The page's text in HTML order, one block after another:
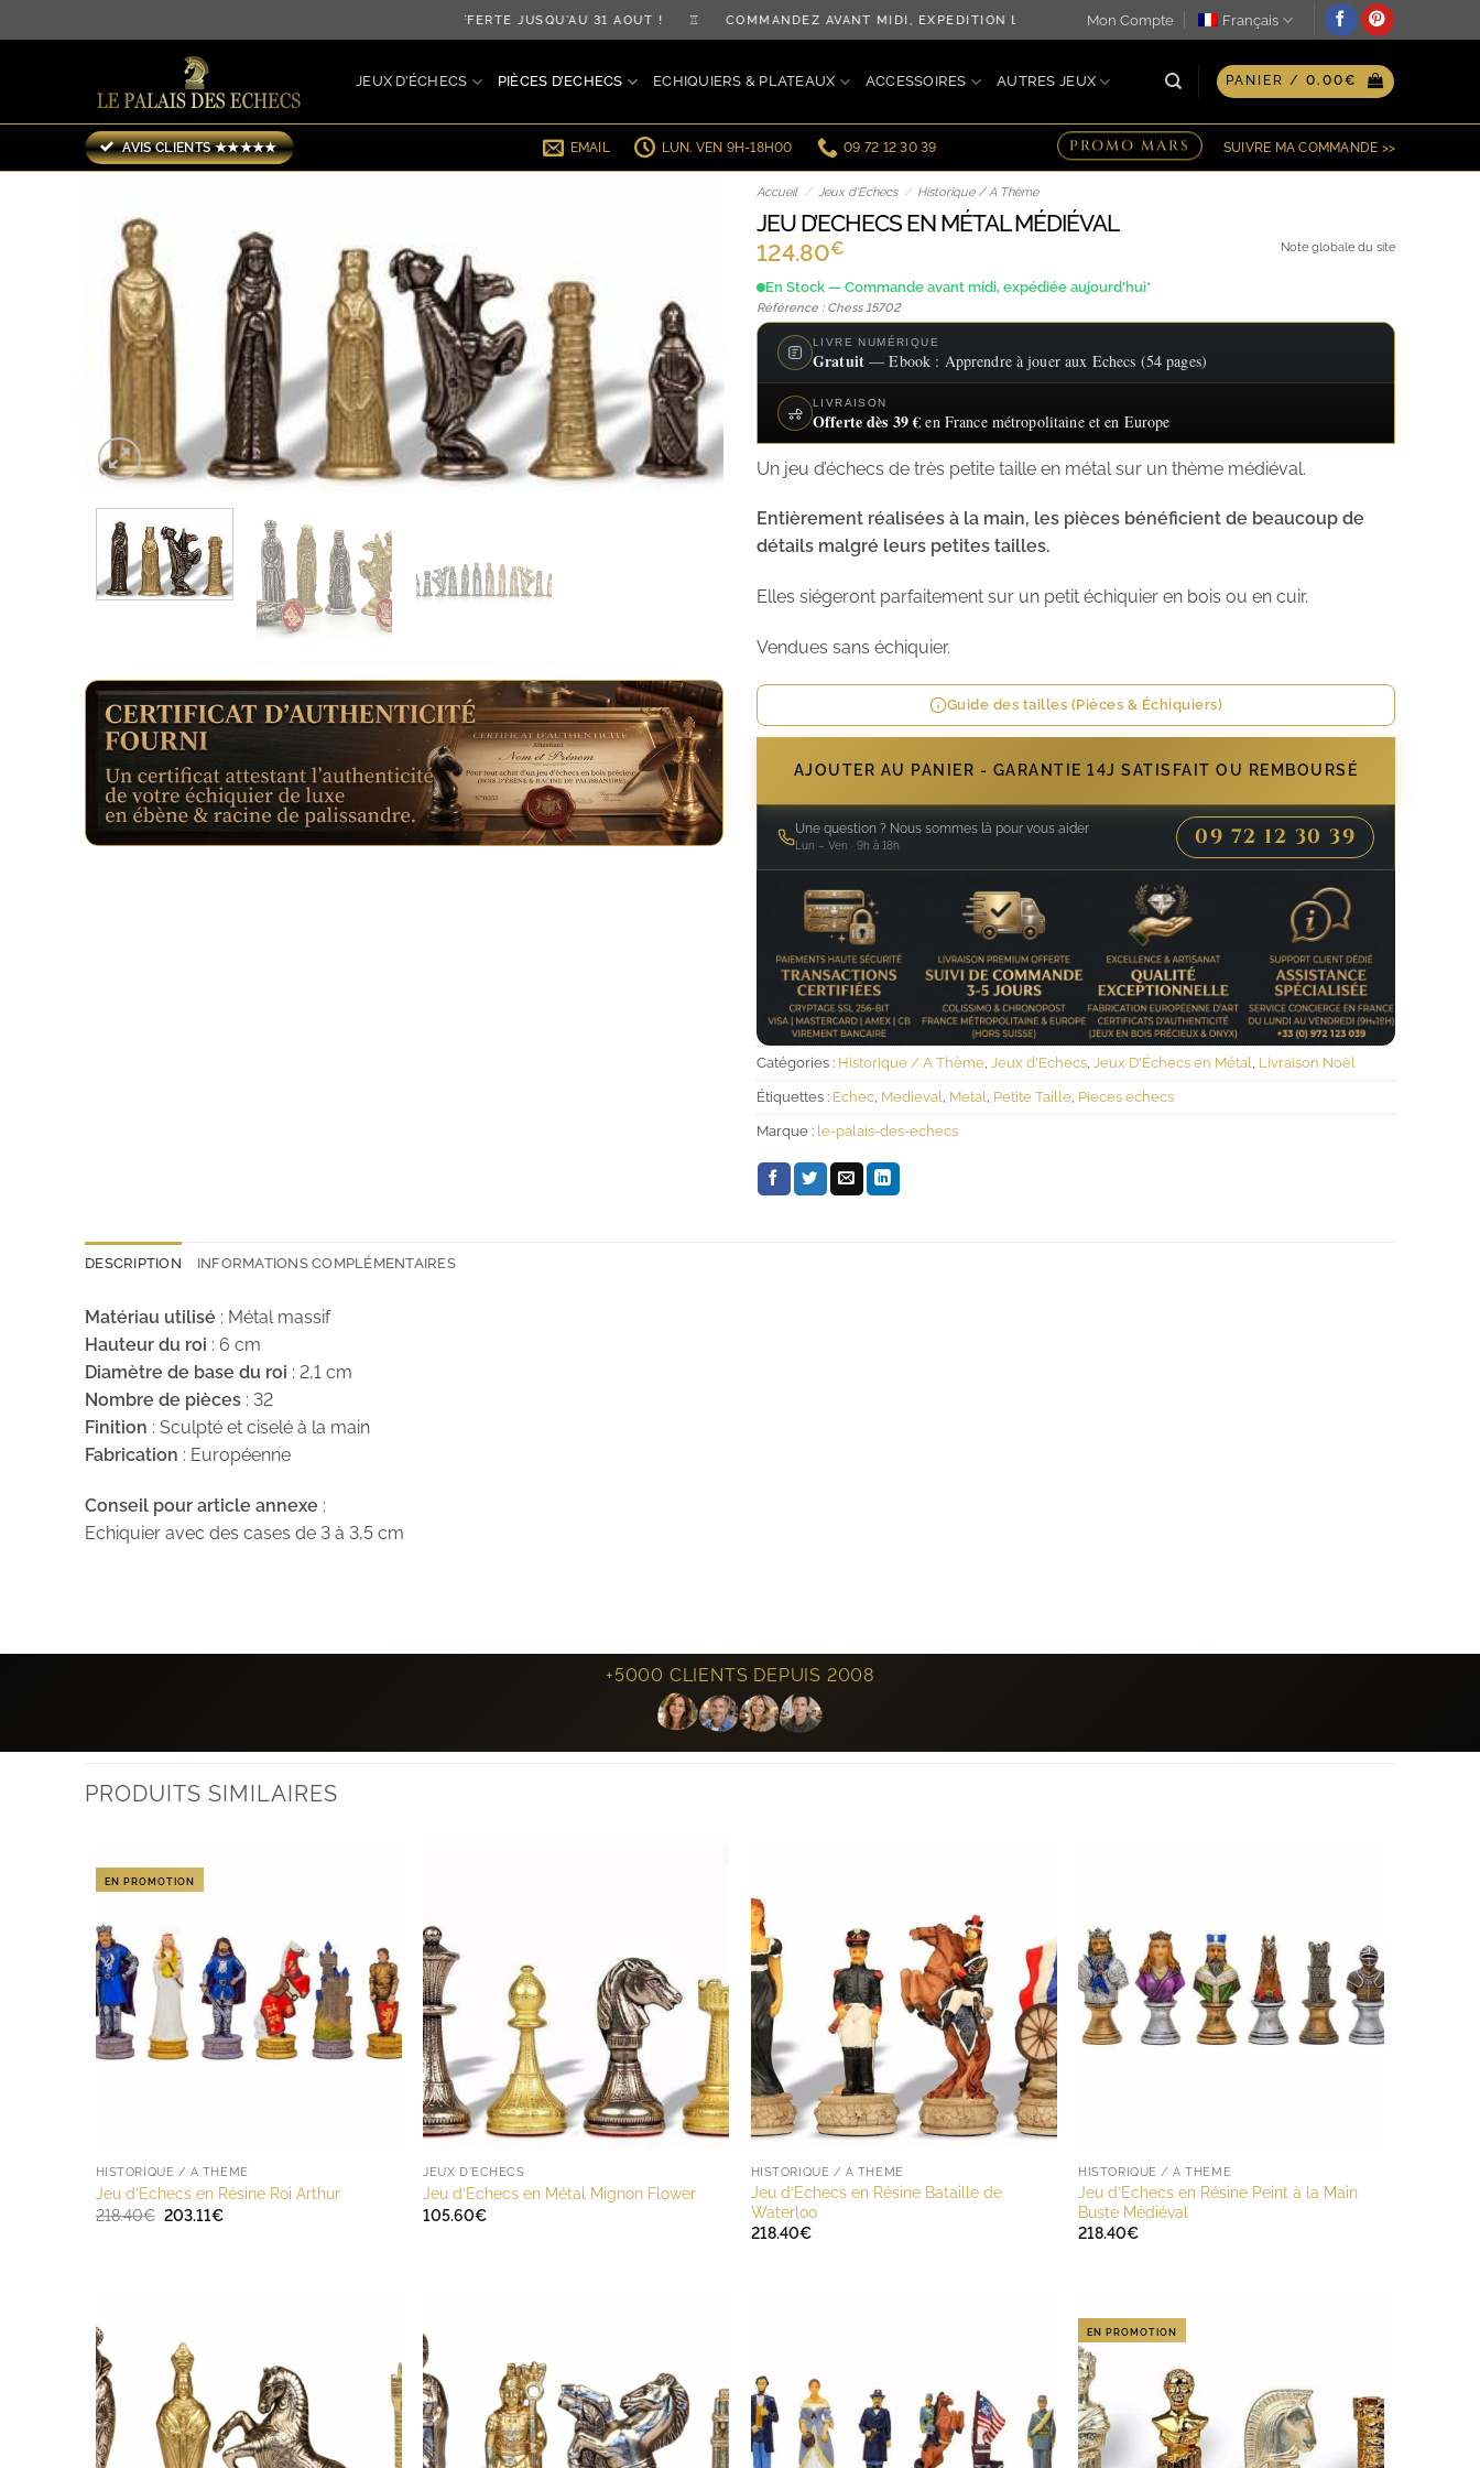
au
LIVRAISON OFFERTE JUSQU'AU 31 AOÛT ! ♖ COMMANDEZ AVANT MIDI, EXPÉDITION LE JOUR MÊME ♖ OPTION GRAVURE PERSONNALISÉE
Mon Compte Français
JEUX D’ÉCHECS PIÈCES D’ECHECS ECHIQUIERS & PLATEAUX ACCESSOIRES AUTRES JEUX PANIER / 0.00€
AVIS CLIENTS ★★★★★ EMAIL LUN. VEN 9H-18H00 09 72 12 30 39 PROMO MARS SUIVRE MA COMMANDE >>
Accueil / Jeux d'Echecs / Historique / A Thème
JEU D’ECHECS EN MÉTAL MÉDIÉVAL
124.80€
En Stock — Commande avant midi, expédiée aujourd'hui*
Référence : Chess 15702
Note globale du site
LIVRE NUMÉRIQUE
Gratuit— Ebook : Apprendre à jouer aux Echecs (54 pages)
LIVRAISON
Offerte dès 39 € en France métropolitaine et en Europe
Un jeu d’échecs de très petite taille en métal sur un thème médiéval.
Entièrement réalisées à la main, les pièces bénéficient de beaucoup de
détails malgré leurs petites tailles.
Elles siégeront parfaitement sur un petit échiquier en bois ou en cuir.
Vendues sans échiquier.
Guide des tailles (Pièces & Échiquiers)
AJOUTER AU PANIER - GARANTIE 14J SATISFAIT OU REMBOURSÉ
Une question ? Nous sommes là pour vous aider
Lun – Ven · 9h à 18h 09 72 12 30 39
Catégories : Historique / A Thème, Jeux d'Echecs, Jeux D'Échecs en Métal, Livraison Noël
Étiquettes : Echec, Medieval, Metal, Petite Taille, Pieces echecs
Marque : le-palais-des-echecs
DESCRIPTION INFORMATIONS COMPLÉMENTAIRES
Matériau utilisé : Métal massif
Hauteur du roi : 6 cm
Diamètre de base du roi : 2,1 cm
Nombre de pièces : 32
Finition : Sculpté et ciselé à la main
Fabrication : Européenne
Conseil pour article annexe :
Echiquier avec des cases de 3 à 3,5 cm
+5000 CLIENTS DEPUIS 2008
PRODUITS SIMILAIRES
EN PROMOTION
HISTORIQUE / A THÈME
Jeu d’Echecs en Résine Roi Arthur
218.40€ Le
203.11€Le
JEUX D'ECHECS
Jeu d’Echecs en Métal Mignon Flower
105.60€
HISTORIQUE / A THÈME
Jeu d’Echecs en Résine Bataille de
Waterloo
218.40€
HISTORIQUE / A THÈME
Jeu d’Echecs en Résine Peint à la Main
Buste Médiéval
218.40€
EN PROMOTION